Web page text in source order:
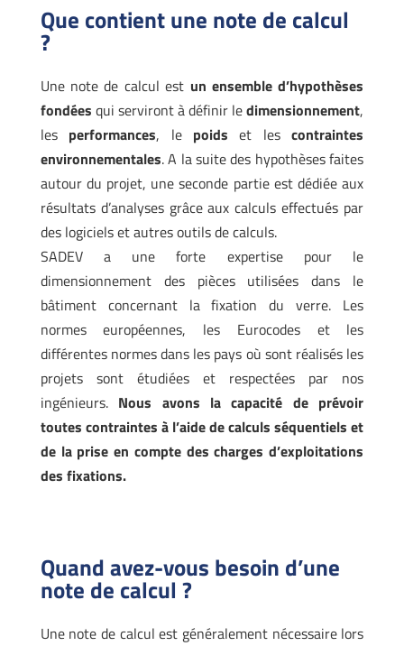
Que contient une note de calcul
?
Une note de calcul est un ensemble d’hypothèses
fondées qui serviront à définir ledimensionnement,
les performances, le poids et lescontraintes
environnementales. A la suite des hypothèses faites
autour du projet, une seconde partie est dédiée aux
résultats d’analyses grâce aux calculs effectués par
des logiciels et autres outils de calculs.
SADEV a une forte expertise pour le
dimensionnement des pièces utilisées dans le
bâtiment concernant la fixation du verre. Les
normes européennes, les Eurocodes et les
différentes normes dans les pays où sont réalisés les
projets sont étudiées et respectées par nos
ingénieurs. Nous avons la capacité de prévoir
toutes contraintes à l’aide de calculs séquentiels et
de la prise en compte des charges d’exploitations
des fixations.
Quand avez-vous besoin d’une
note de calcul ?
Une note de calcul est généralement nécessaire lors